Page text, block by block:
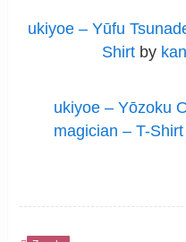
ukiyoe – Yūfu
Shirt by
ukiyoe – Yōzoku
magician – T-Shirt